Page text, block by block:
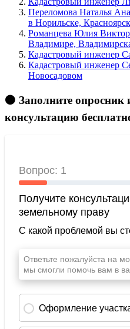
Переломова Наталья
в Норильске,
Романцева Юлия
Владимире,
Кадастровый инженер
Кадастровый инженер
Новосадовом
🟠 Заполните опросник
консультацию